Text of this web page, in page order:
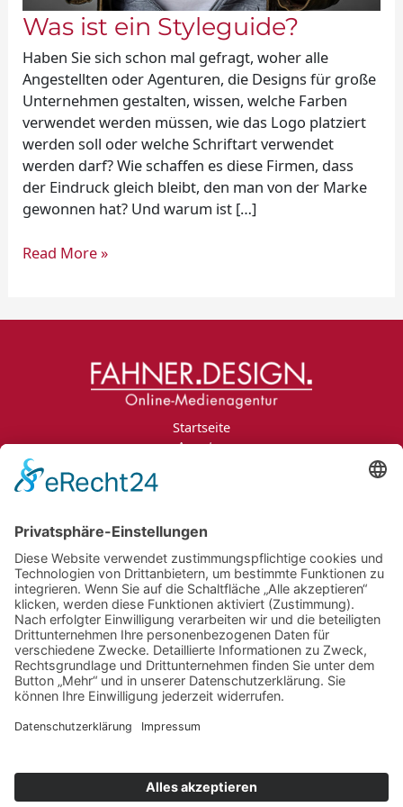
Was ist ein Styleguide?
Haben Sie sich schon mal gefragt, woher alle
Angestellten oder Agenturen, die Designs für große
Unternehmen gestalten, wissen, welche Farben
verwendet werden müssen, wie das Logo platziert
werden soll oder welche Schriftart verwendet
werden darf? Wie schaffen es diese Firmen, dass
der Eindruck gleich bleibt, den man von der Marke
gewonnen hat? Und warum ist […]
Read More »
Startseite
Agentur
Blog
Kontakt
Impressum
Datenschutzerklärung
Informationspflichten
Newsletter
Jobs
Bildnachweise
AGB